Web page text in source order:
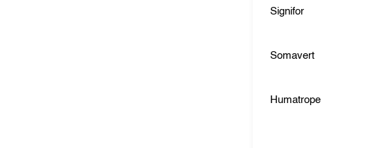
Signifor
Somavert
Humatrope